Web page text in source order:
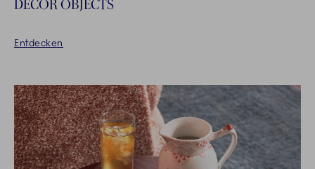
DÉCOR OBJECTS
Entdecken